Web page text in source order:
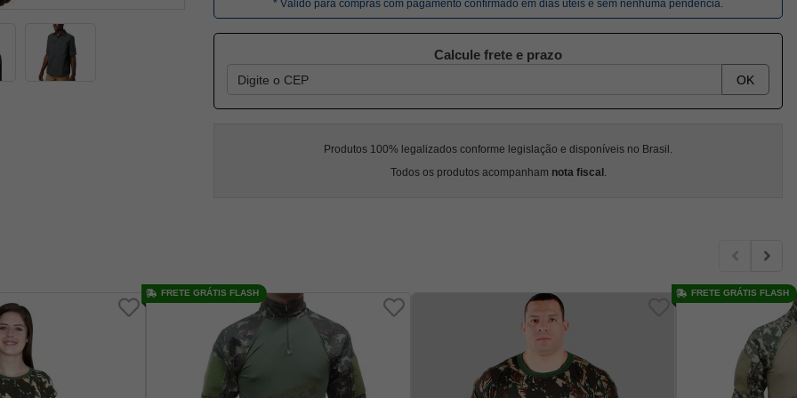
* Válido para compras com pagamento confirmado em dias úteis e sem nenhuma pendência.
Calcule frete e prazo
OK
Produtos 100% legalizados conforme legislação e disponíveis no Brasil.
Todos os produtos acompanham nota fiscal .
FRETE GRÁTIS FLASH FRETE GRÁTIS FLASH